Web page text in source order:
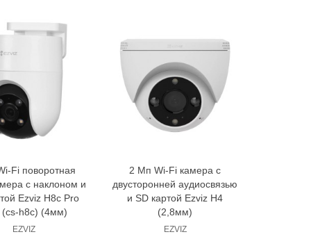
корзину
Fi поворотная
с наклоном и
Ezviz H8c Pro
(cs-h8c) (4мм)
EZVIZ
В корзину
2 Мп Wi-Fi камера с
двусторонней аудиосвязью
и SD картой Ezviz H4
(2,8мм)
EZVIZ